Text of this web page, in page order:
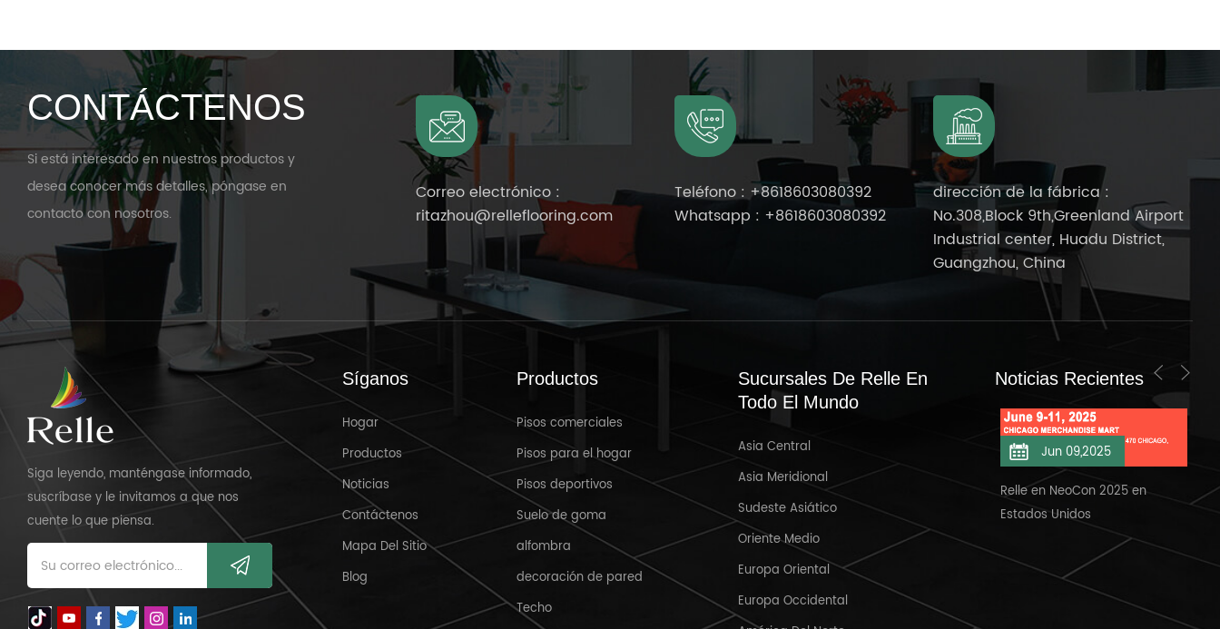
CONTÁCTENOS
Si está interesado en nuestros productos y
desea conocer más detalles, póngase en
contacto con nosotros.
Correo electrónico :
ritazhou@relleflooring.com
Teléfono : +8618603080392
Whatsapp : +8618603080392
dirección de la fábrica :
No.308,Block 9th,Greenland Airport
Industrial center, Huadu District,
Guangzhou, China
Siga leyendo, manténgase informado,
suscríbase y le invitamos a que nos
cuente lo que piensa.
Síganos
Hogar
Productos
Noticias
Contáctenos
Mapa Del Sitio
Blog
Productos
Pisos comerciales
Pisos para el hogar
Pisos deportivos
Suelo de goma
alfombra
decoración de pared
Techo
Sucursales De Relle En
Todo El Mundo
Asia Central
Asia Meridional
Sudeste Asiático
Oriente Medio
Europa Oriental
Europa Occidental
Noticias Recientes
Bienvenido a Crocus Expo IEC,
Moscú, Rusia MosBuild 2025
Relle en NeoCon 2025/6/11
Jun 09,2025
Relle en NeoCon 2025 en
Estados Unidos